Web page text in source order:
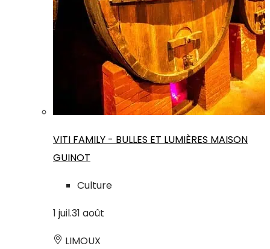
VITI FAMILY - BULLES ET LUMIÈRES MAISON
GUINOT
Culture
1 juil.31 août
LIMOUX